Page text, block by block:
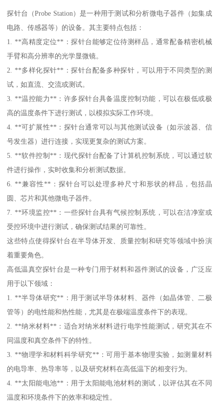
探针台（Probe Station）是一种用于测试和分析微电子器件（如集成
电路、传感器等）的设备。其主要特点包括：
1. **高精度定位**：探针台能够定位待测样品，通常配备精密机械
手臂和高分辨率的光学显微镜。
2. **多样化探针**：探针台配备多种探针，可以用于不同类型的测
试，如直流、交流或测试。
3. **温控能力**：许多探针台具备温度控制功能，可以在极低或极
高的温度条件下进行测试，以模拟实际工作环境。
4. **可扩展性**：探针台通常可以与其他测试设备（如示波器、信
号发生器）进行连接，实现更复杂的测试方案。
5. **软件控制**：现代探针台配备了计算机控制系统，可以通过软
件进行操作，实时收集和分析测试数据。
6. **兼容性**：探针台可以处理多种尺寸和形状的样品，包括晶
圆、芯片和其他微电子器件。
7. **环境监控**：一些探针台具有气候控制系统，可以在洁净室或
受控环境中进行测试，确保测试结果的可靠性。
这些特点使得探针台在半导体开发、质量控制和研究等领域中扮演
着重要角色。
高低温真空探针台是一种专门用于材料和器件测试的设备，广泛应
用于以下领域：
1. **半导体研究**：用于测试半导体材料、器件（如晶体管、二极
管等）的电性能和热性能，尤其是在极端温度条件下的表现。
2. **纳米材料**：适合对纳米材料进行电学性能测试，研究其在不
同温度和真空条件下的特性。
3. **物理学和材料科学研究**：可用于基本物理实验，如测量材料
的电导率、热导率等，以及研究材料在高低温下的相变行为。
4. **太阳能电池**：用于太阳能电池材料的测试，以评估其在不同
温度和环境条件下的效率和稳定性。